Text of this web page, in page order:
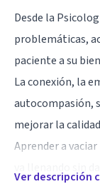
Desde la
problemáticas,
paciente a su
La conexión, la
autocompasión,
mejorar la
Aprender a
Ver descripción